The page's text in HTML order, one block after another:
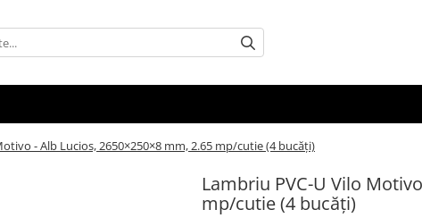
- Alb Lucios, 2650×250×8 mm, 2.65 mp/cutie (4 bucăți)
Lambriu PVC-U Vilo
mp/cutie (4 bucăți)